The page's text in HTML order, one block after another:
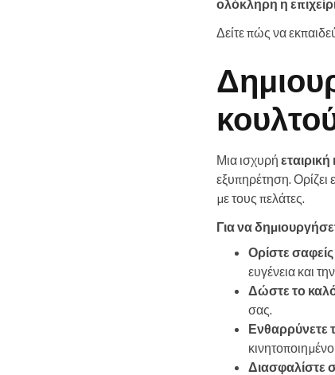
ολόκληρη η
Δείτε πώς να
Μια ισχυρή
εξυπηρέτηση. Ορίζει
με τους πελάτες.
Για να
Ορίστε σαφείς
ευγένεια και
Δώστε το
σας.
Ενθαρρύνετε
Διασφαλίστε